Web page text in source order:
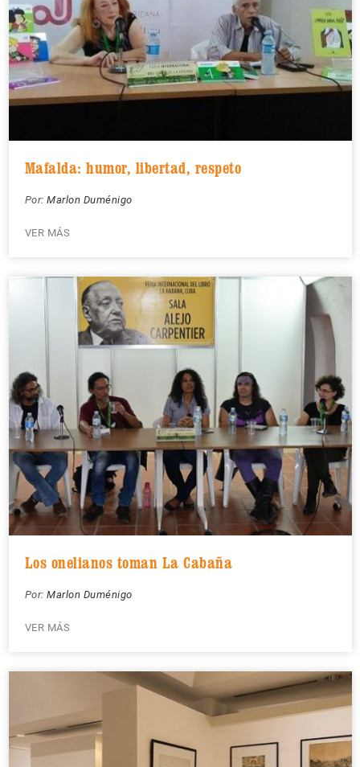
Mafalda: humor, libertad, respeto
Por: Marlon Duménigo
VER MÁS
Los onelianos toman La Cabaña
Por: Marlon Duménigo
VER MÁS